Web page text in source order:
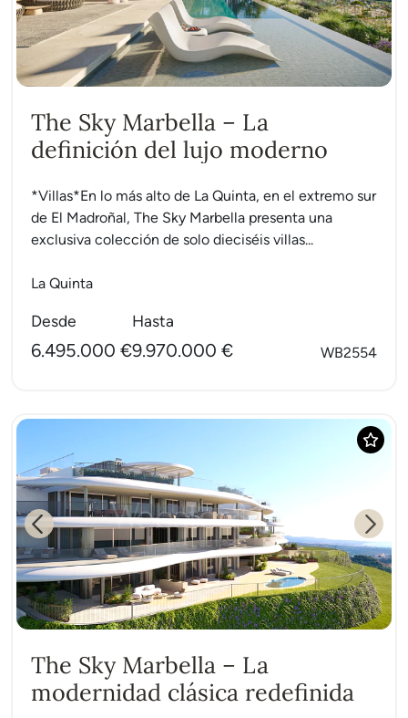
The Sky Marbella – La
definición del lujo moderno
*Villas*En lo más alto de La Quinta, en el extremo sur
de El Madroñal, The Sky Marbella presenta una
exclusiva colección de solo dieciséis villas...
La Quinta
Desde
6.495.000 €
Hasta
9.970.000 € WB2554
Previous Next
The Sky Marbella – La
modernidad clásica redefinida